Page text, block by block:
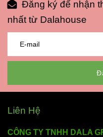
Đăng ký để nhận
nhất từ Dalahouse
Liên Hệ
CÔNG TY TNHH DALA